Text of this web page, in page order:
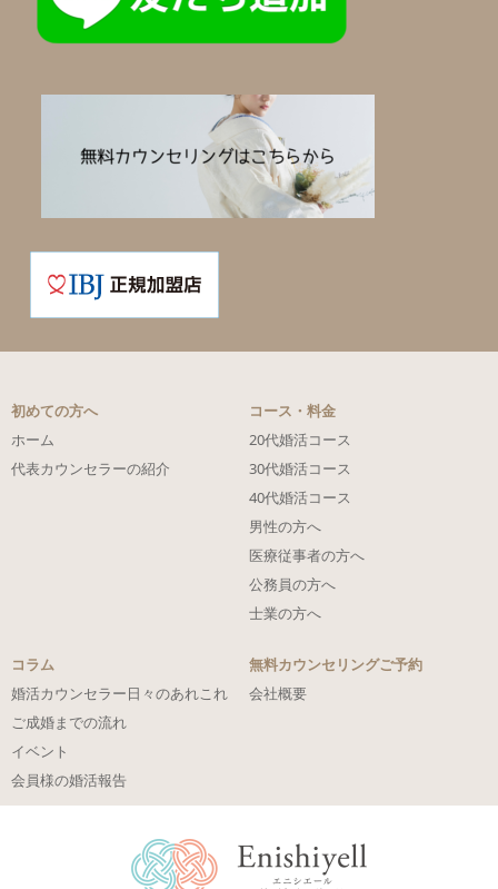
初めての方へ
ホーム
代表カウンセラーの紹介
コース・料金
20代婚活コース
30代婚活コース
40代婚活コース
男性の方へ
医療従事者の方へ
公務員の方へ
士業の方へ
コラム
婚活カウンセラー日々のあれこれ
ご成婚までの流れ
イベント
会員様の婚活報告
無料カウンセリングご予約
会社概要